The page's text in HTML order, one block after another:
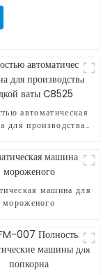
автоматическая
для производства
машина для
мороженого